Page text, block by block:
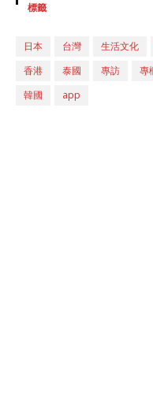
標籤
日本 台灣 生活文化
香港
泰國 專訪 專
韓國
app